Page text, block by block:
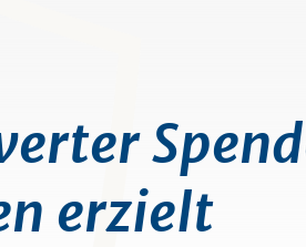
erzielt